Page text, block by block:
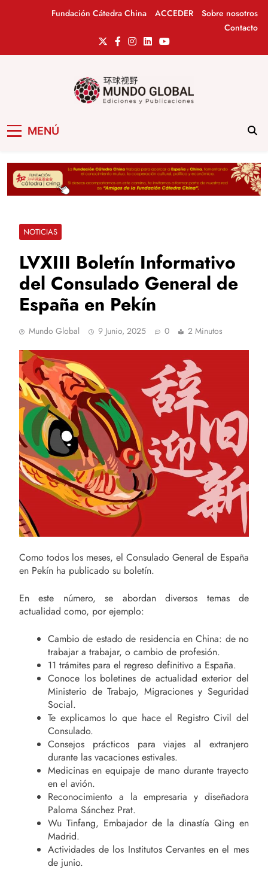
Fundación Cátedra China ACCEDER
Sobre nosotros
Contacto
MENÚ
NOTICIAS
LVXIII Boletín Informativo
del Consulado General de
España en Pekín
Mundo Global 9 Junio, 2025 0 2 Minutos
Como todos los meses, el Consulado General de España
en Pekín ha publicado su boletín.
En este número, se abordan diversos temas de
actualidad como, por ejemplo:
Cambio de estado de residencia en China: de no
trabajar a trabajar, o cambio de profesión.
11 trámites para el regreso definitivo a España.
Conoce los boletines de actualidad exterior del
Ministerio de Trabajo, Migraciones y Seguridad
Social.
Te explicamos lo que hace el Registro Civil del
Consulado.
Consejos prácticos para viajes al extranjero
durante las vacaciones estivales.
Medicinas en equipaje de mano durante trayecto
en el avión.
Reconocimiento a la empresaria y diseñadora
Paloma Sánchez Prat.
Wu Tinfang, Embajador de la dinastía Qing en
Madrid.
Actividades de los Institutos Cervantes en el mes
de junio.